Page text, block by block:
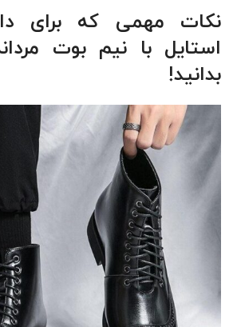
نکات مهمی که برای
استایل با نیم بوت
بدانید!